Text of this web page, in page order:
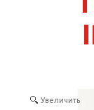
Увеличить